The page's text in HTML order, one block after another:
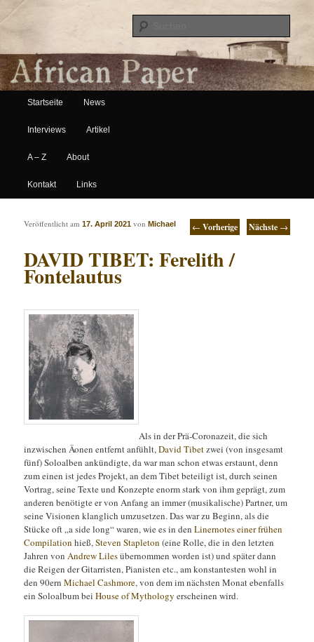
African Paper
Hauptmenü
Zum Inhalt wechseln
Zum sekundären Inhalt wechseln
Startseite News
Interviews Artikel
A – Z About
Kontakt Links
Artikelnavigation ← Vorherige Nächste →
DAVID TIBET: Ferelith /
Fontelautus
Veröffentlicht am17. April 2021 vonMichael
Als in der Prä-Coronazeit, die sich
inzwischen Äonen entfernt anfühlt,David Tibetzwei (von insgesamt
fünf) Soloalben ankündigte, da war man schon etwas erstaunt, denn
zum einen ist jedes Projekt, an dem Tibet beteiligt ist, durch seinen
Vortrag, seine Texte und Konzepte enorm stark von ihm geprägt, zum
anderen benötigte er von Anfang an immer (musikalische) Partner, um
seine Visionen klanglich umzusetzen.Das war zu Beginn, als die
Stücke oft „a side long“ waren, wie es in den Linernotes einer frühen
Compilation hieß,Steven Stapleton (eine Rolle, die in den letzten
Jahren vonAndrew Lilesübernommen worden ist) und später dann
die Reigen der Gitarristen, Pianisten etc., am konstantesten wohl in
den 90ern Michael Cashmore, von dem im nächsten Monat ebenfalls
ein Soloalbum bei House of Mythologyerscheinen wird.